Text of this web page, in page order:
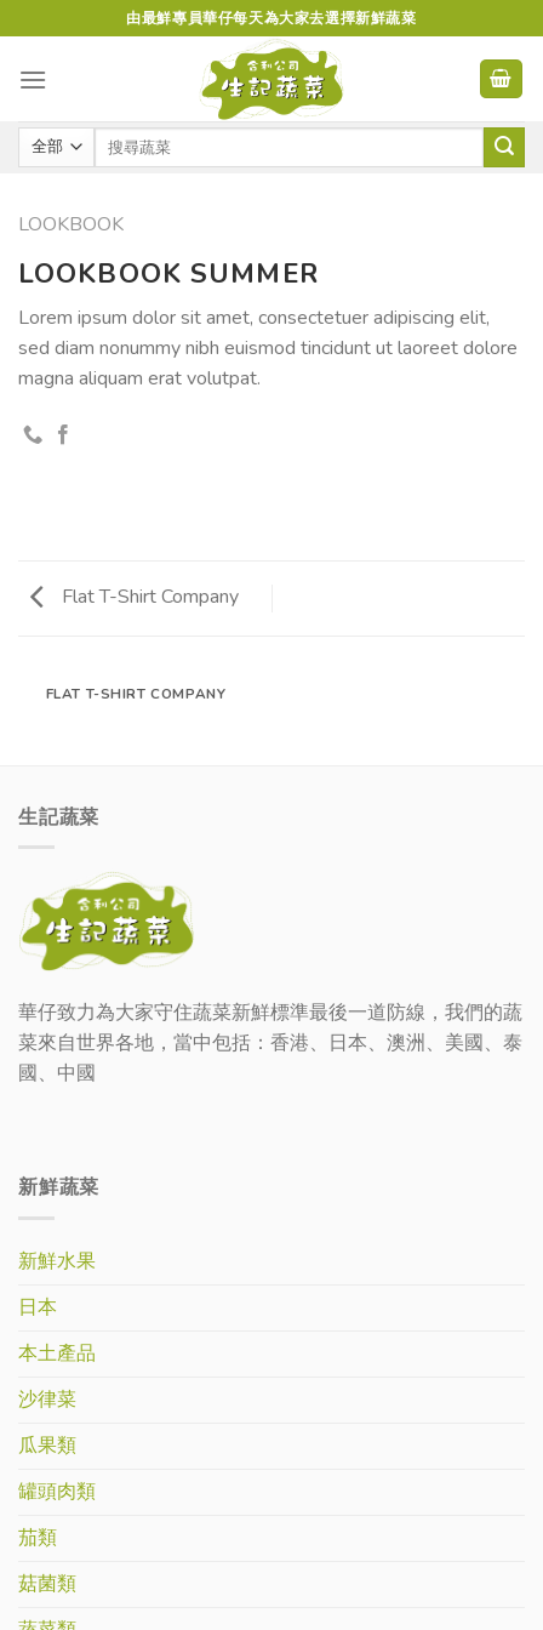
to
content
由最鮮專員華仔每天為大家去選擇新鮮蔬菜
LOOKBOOK
LOOKBOOK SUMMER
Lorem ipsum dolor sit amet, consectetuer adipiscing elit,
sed diam nonummy nibh euismod tincidunt ut laoreet dolore
magna aliquam erat volutpat.
Flat T-Shirt Company
FLAT T-SHIRT COMPANY
生記蔬菜
華仔致力為大家守住蔬菜新鮮標準最後一道防線，我們的蔬
菜來自世界各地，當中包括：香港、日本、澳洲、美國、泰
國、中國
新鮮蔬菜
新鮮水果
日本
本土產品
沙律菜
瓜果類
罐頭肉類
茄類
菇菌類